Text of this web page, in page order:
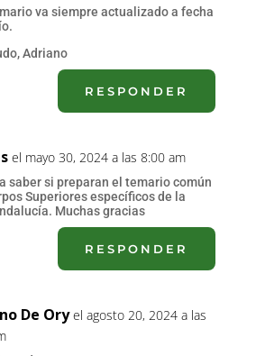
va siempre actualizado a fecha
Adriano
RESPONDER
el mayo 30, 2024 a las 8:00 am
saber si preparan el temario común
Superiores específicos de la
Muchas gracias
RESPONDER
De Ory el agosto 20, 2024 a las